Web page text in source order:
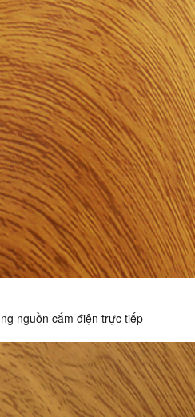
nguồn cắm điện trực tiếp